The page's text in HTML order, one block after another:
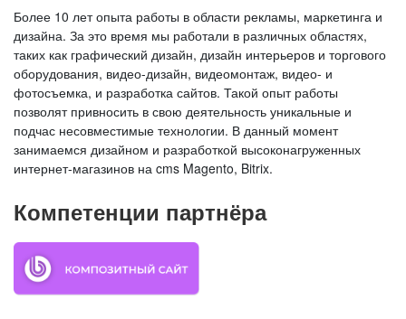
Более 10 лет опыта работы в области рекламы, маркетинга и
дизайна. За это время мы работали в различных областях,
таких как графический дизайн, дизайн интерьеров и торгового
оборудования, видео-дизайн, видеомонтаж, видео- и
фотосъемка, и разработка сайтов. Такой опыт работы
позволят привносить в свою деятельность уникальные и
подчас несовместимые технологии. В данный момент
занимаемся дизайном и разработкой высоконагруженных
интернет-магазинов на cms Magento, Bitrix.
Компетенции партнёра